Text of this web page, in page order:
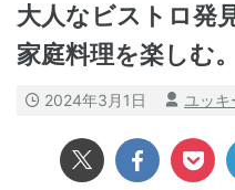
大人なビストロ発
家庭料理を楽しむ。
2024年3月1日 ユッキ